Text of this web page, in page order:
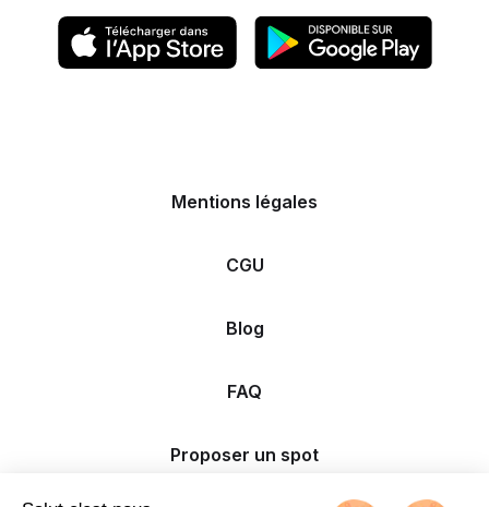
Mentions légales
CGU
Blog
FAQ
Proposer un spot